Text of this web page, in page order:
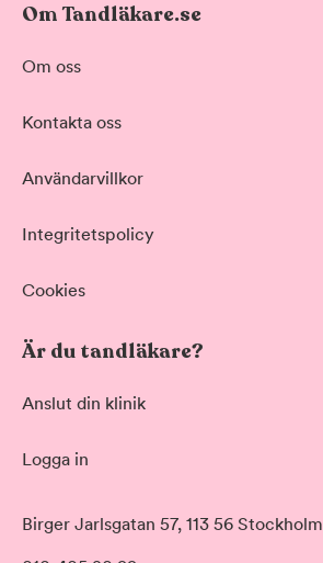
Om Tandläkare.se
Om oss
Kontakta oss
Användarvillkor
Integritetspolicy
Cookies
Är du tandläkare?
Anslut din klinik
Logga in
Birger Jarlsgatan 57, 113 56 Stockholm